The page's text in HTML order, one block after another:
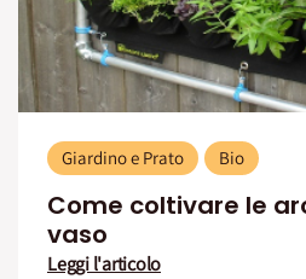
Giardino e Prato Bio
Come coltivare le
vaso
Leggi l'articolo